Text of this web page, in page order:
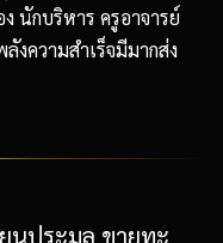
นักบริหาร ครูอาจารย์
งความสำเร็จมีมากส่ง
นประมูล ขายทะ